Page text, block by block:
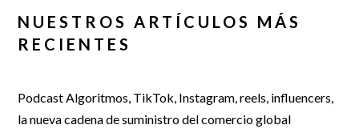
NUESTROS ARTÍCULOS MÁS
RECIENTES
Podcast Algoritmos, TikTok, Instagram, reels, influencers,
la nueva cadena de suministro del comercio global